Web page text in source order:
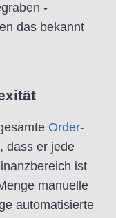
-
das bekannt
Order-
dass er jede
ist
manuelle
automatisierte